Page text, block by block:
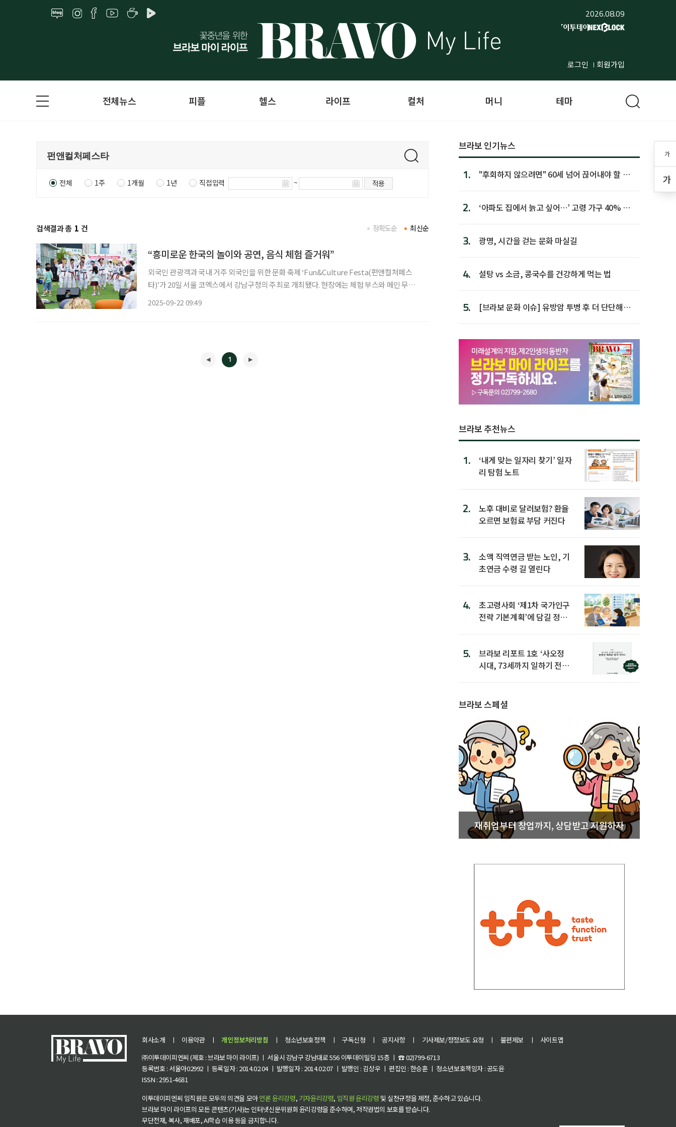
2026.08.09
로그인 회원가입
가
가
전체뉴스 피플 헬스 라이프 컬처 머니 테마
전체 1주 1개월 1년 직접입력 ~ 적용
검색결과 총 1 건 최신순
정확도순
“흥미로운 한국의 놀이와 공연, 음식 체험 즐거워”
외국인 관광객과 국내 거주 외국인을 위한 문화 축제 ‘Fun&Culture Festa(펀앤컬처페스
타)’가 20일 서울 코엑스에서 강남구청의 주최로 개최됐다. 현장에는 체험 부스와 메인 무대,
2025-09-22 09:49
1
브라보 인기뉴스
1.
"후회하지 않으려면" 60세 넘어 끊어내야 할 사
2.
‘아파도 집에서 늙고 싶어…’ 고령 가구 40% 노
3. 광명, 시간을 걷는 문화 마실길
4. 설탕 vs 소금, 콩국수를 건강하게 먹는 법
5.
[브라보 문화 이슈] 유방암 투병 후 더 단단해진
브라보 추천뉴스
1.
‘내게 맞는 일자리 찾기’ 일자
리 탐험 노트
2.
노후 대비로 달러보험? 환율
오르면 보험료 부담 커진다
3.
소액 직역연금 받는 노인, 기
초연금 수령 길 열린다
4.
초고령사회 ‘제1차 국가인구
전략 기본계획’에 담길 정책
5.
브라보 리포트 1호 ‘사오정
시대, 73세까지 일하기 전략’
브라보 스페셜
재취업부터 창업까지, 상담받고 지원하자
회사소개 ㅣ 이용약관 ㅣ 개인정보처리방침 ㅣ 청소년보호정책 ㅣ 구독신청 ㅣ 공지사항 ㅣ 기사제보/정정보도 요청 ㅣ 불편제보 ㅣ
사이트맵
㈜이투데이피엔씨 (제호 : 브라보 마이 라이프) ㅣ 서울시 강남구 강남대로 556 이투데이빌딩 15층 ㅣ ☎ 02)799-6713
등록번호 : 서울아02992 ㅣ 등록일자 : 2014.02.04 ㅣ 발행일자 : 2014.02.07 ㅣ 발행인 : 김상우 ㅣ 편집인 : 한승훈 ㅣ 청소년보호책임자 : 공도윤
ISSN : 2951-4681
이투데이피엔씨 임직원은 모두의 의견을 모아언론 윤리강령, 기자윤리강령, 임직원 윤리강령 및 실천규정을 제정, 준수하고 있습니다.
브라보 마이 라이프의 모든 콘텐츠(기사)는 인터넷신문위원회 윤리강령을 준수하며, 저작권법의 보호를 받습니다.
무단전재, 복사, 재배포, AI학습 이용 등을 금지합니다.